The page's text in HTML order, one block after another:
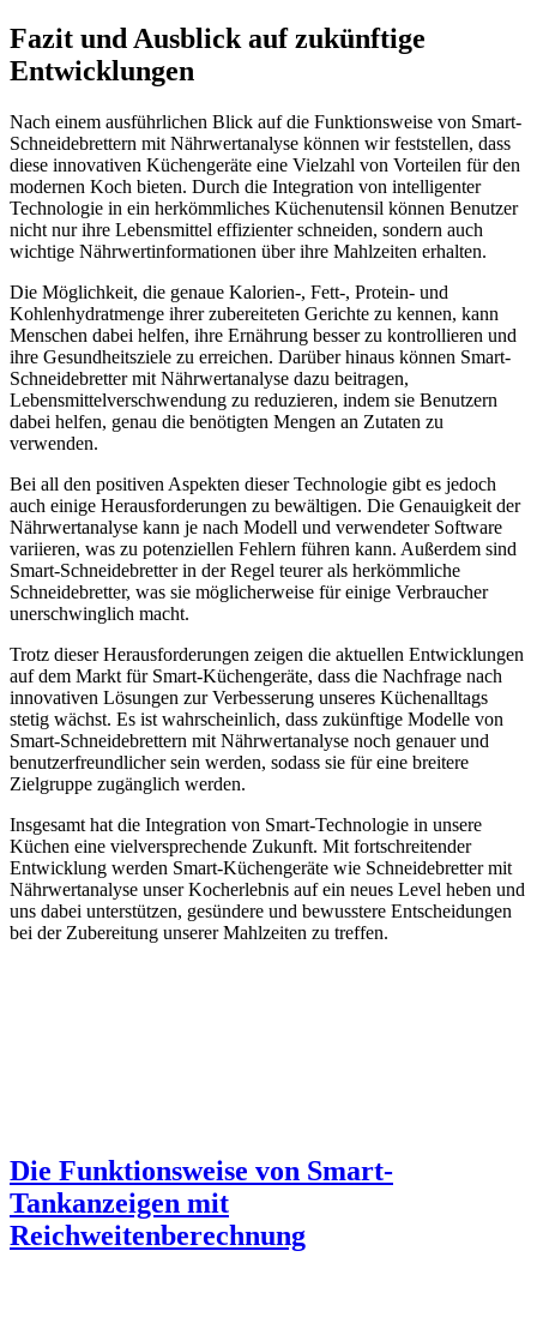
Fazit und Ausblick auf zukünftige
Entwicklungen
Nach einem ausführlichen Blick auf die Funktionsweise von Smart-
Schneidebrettern mit Nährwertanalyse können wir feststellen, dass
diese innovativen Küchengeräte eine Vielzahl von Vorteilen für den
modernen Koch bieten. Durch die Integration von intelligenter
Technologie in ein herkömmliches Küchenutensil können Benutzer
nicht nur ihre Lebensmittel effizienter schneiden, sondern auch
wichtige Nährwertinformationen über ihre Mahlzeiten erhalten.
Die Möglichkeit, die genaue Kalorien-, Fett-, Protein- und
Kohlenhydratmenge ihrer zubereiteten Gerichte zu kennen, kann
Menschen dabei helfen, ihre Ernährung besser zu kontrollieren und
ihre Gesundheitsziele zu erreichen. Darüber hinaus können Smart-
Schneidebretter mit Nährwertanalyse dazu beitragen,
Lebensmittelverschwendung zu reduzieren, indem sie Benutzern
dabei helfen, genau die benötigten Mengen an Zutaten zu
verwenden.
Bei all den positiven Aspekten dieser Technologie gibt es jedoch
auch einige Herausforderungen zu bewältigen. Die Genauigkeit der
Nährwertanalyse kann je nach Modell und verwendeter Software
variieren, was zu potenziellen Fehlern führen kann. Außerdem sind
Smart-Schneidebretter in der Regel teurer als herkömmliche
Schneidebretter, was sie möglicherweise für einige Verbraucher
unerschwinglich macht.
Trotz dieser Herausforderungen zeigen die aktuellen Entwicklungen
auf dem Markt für Smart-Küchengeräte, dass die Nachfrage nach
innovativen Lösungen zur Verbesserung unseres Küchenalltags
stetig wächst. Es ist wahrscheinlich, dass zukünftige Modelle von
Smart-Schneidebrettern mit Nährwertanalyse noch genauer und
benutzerfreundlicher sein werden, sodass sie für eine breitere
Zielgruppe zugänglich werden.
Insgesamt hat die Integration von Smart-Technologie in unsere
Küchen eine vielversprechende Zukunft. Mit fortschreitender
Entwicklung werden Smart-Küchengeräte wie Schneidebretter mit
Nährwertanalyse unser Kocherlebnis auf ein neues Level heben und
uns dabei unterstützen, gesündere und bewusstere Entscheidungen
bei der Zubereitung unserer Mahlzeiten zu treffen.
Die Funktionsweise von Smart-
Tankanzeigen mit
Reichweitenberechnung